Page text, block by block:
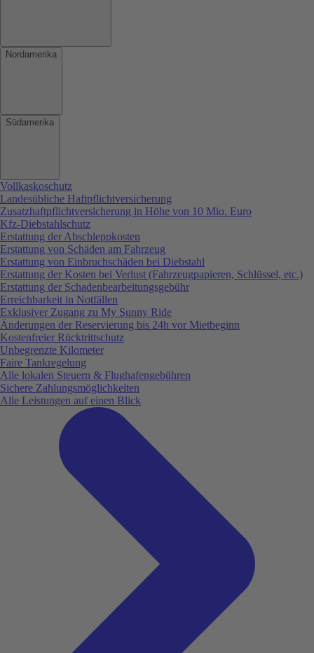
Nordamerika
Südamerika
Vollkaskoschutz
Landesübliche Haftpflichtversicherung
Zusatzhaftpflichtversicherung in Höhe von 10 Mio. Euro
Kfz-Diebstahlschutz
Erstattung der Abschleppkosten
Erstattung von Schäden am Fahrzeug
Erstattung von Einbruchschäden bei Diebstahl
Erstattung der Kosten bei Verlust (Fahrzeugpapieren, Schlüssel, etc.)
Erstattung der Schadenbearbeitungsgebühr
Erreichbarkeit in Notfällen
Exklusiver Zugang zu My Sunny Ride
Änderungen der Reservierung bis 24h vor Mietbeginn
Kostenfreier Rücktrittschutz
Unbegrenzte Kilometer
Faire Tankregelung
Alle lokalen Steuern & Flughafengebühren
Sichere Zahlungsmöglichkeiten
Alle Leistungen auf einen Blick